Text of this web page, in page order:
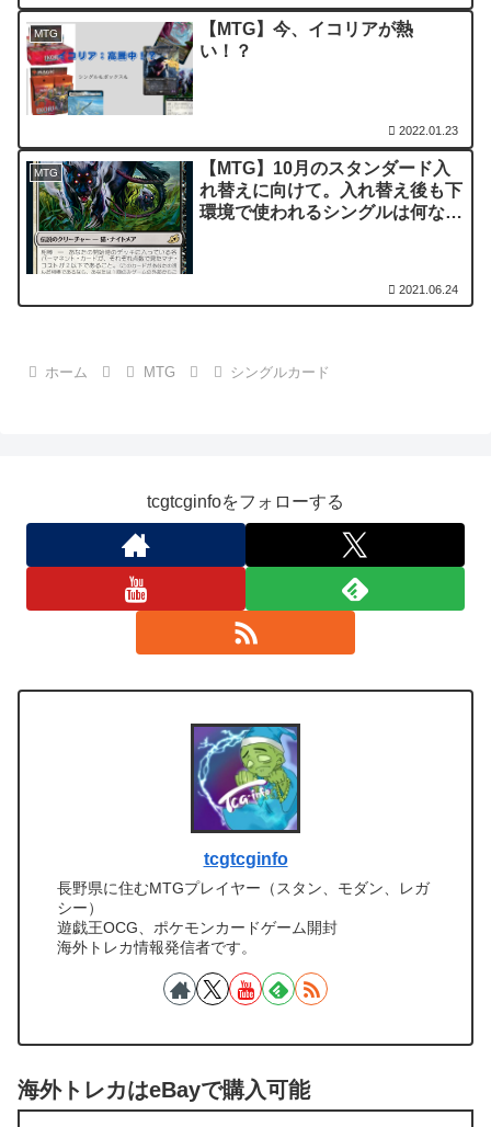
MTG
【MTG】今、イコリアが熱
い！？
2022.01.23
MTG
【MTG】10月のスタンダード入
れ替えに向けて。入れ替え後も下
環境で使われるシングルは何なの
2021.06.24
ホーム MTG シングルカード
tcgtcginfoをフォローする
tcgtcginfo
長野県に住むMTGプレイヤー（スタン、モダン、レガ
シー）
遊戯王OCG、ポケモンカードゲーム開封
海外トレカ情報発信者です。
海外トレカはeBayで購入可能